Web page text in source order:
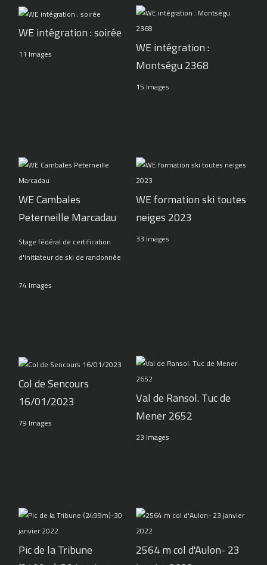
WE intégration : soirée
11 Images
WE intégration :
Montségu 2368
15 Images
WE Cambales
Peterneille Marcadau
Stage fédéral de certification
d'initiateur de ski de randonnée
74 Images
WE formation ski toutes
neiges 2023
33 Images
Col de Sencours
16/01/2023
79 Images
Val de Ransol. Tuc de
Mener 2652
23 Images
Pic de la Tribune
2564 m col d'Aulon- 23